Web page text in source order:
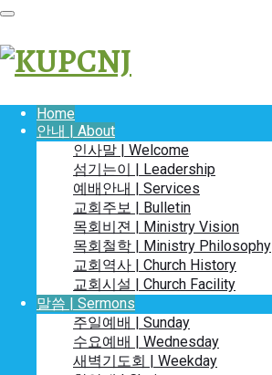
Home
안내 | About
인사말 | Welcome
섬기는이 | Leadership
예배안내 | Services
교회주보 | Bulletin
목회비젼 | Ministry Vision
목회철학 | Ministry Philosophy
교회역사 | Church History
교회시설 | Church Facility
말씀 | Sermons
주일예배 | Sunday
수요예배 | Wednesday
새벽기도회 | Weekday